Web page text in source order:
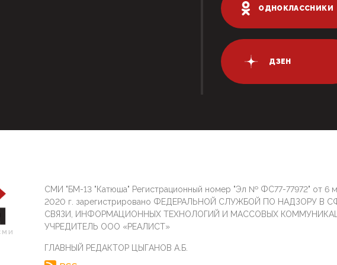
ОДНОКЛАССНИКИ
ДЗЕН
СМИ "БМ-13 "Катюша" Регистрационный номер "Эл № ФС77-77972" от 6
2020 г. зарегистрировано ФЕДЕРАЛЬНОЙ СЛУЖБОЙ ПО НАДЗОРУ В
СВЯЗИ, ИНФОРМАЦИОННЫХ ТЕХНОЛОГИЙ И МАССОВЫХ
УЧРЕДИТЕЛЬ ООО «РЕАЛИСТ»
ГЛАВНЫЙ РЕДАКТОР ЦЫГАНОВ А.Б.